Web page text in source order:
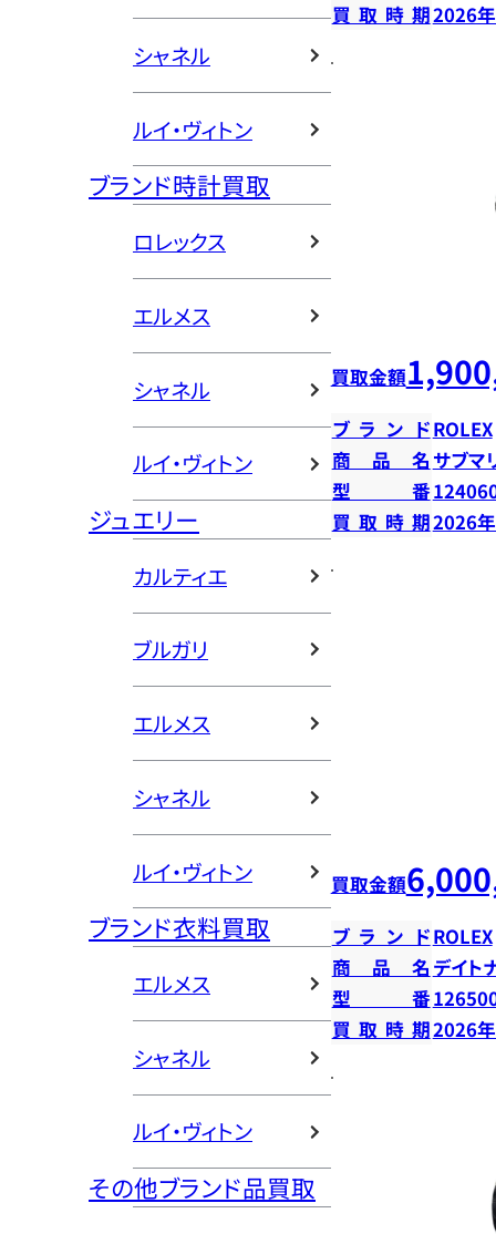
シャネル
ルイ・ヴィトン
ブランド時計買取
ロレックス
エルメス
シャネル
ルイ・ヴィトン
ジュエリー
カルティエ
ブルガリ
エルメス
シャネル
ルイ・ヴィトン
ブランド衣料買取
エルメス
シャネル
ルイ・ヴィトン
その他ブランド品買取
買取時期2026
買取金額
ブランドROLEX
商品名 サブマ
型番
買取時期2026
買取金額
ブランドROLEX
商品名 デイ
型番
買取時期2026